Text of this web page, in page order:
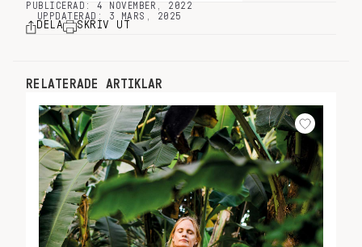
PUBLICERAD: 4 NOVEMBER, 2022
UPPDATERAD: 3 MARS, 2025
DELA SKRIV UT
RELATERADE ARTIKLAR